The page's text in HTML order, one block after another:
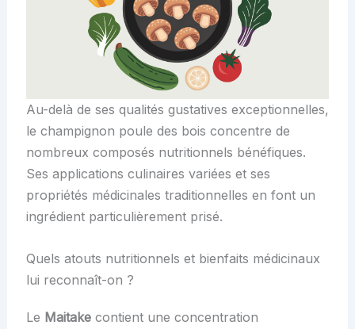
Au-delà de ses qualités gustatives exceptionnelles,
le champignon poule des bois concentre de
nombreux composés nutritionnels bénéfiques.
Ses applications culinaires variées et ses
propriétés médicinales traditionnelles en font un
ingrédient particulièrement prisé.
Quels atouts nutritionnels et bienfaits médicinaux
lui reconnaît-on ?
Le Maitakecontient une concentration